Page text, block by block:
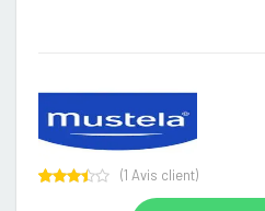
(1 Avis client)